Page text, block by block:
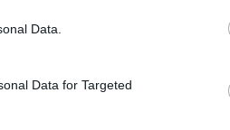
Data.
Data for Targeted
w Pigułce
w którym została ranna nasza
Przebywa ona obecnie w szpitalu.